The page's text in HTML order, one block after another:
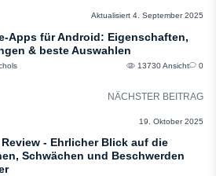
Aktualisiert 4. September 2025
Apps für Android: Eigenschaften,
& beste Auswahlen
13730 Ansicht 0
NÄCHSTER BEITRAG
19. Oktober 2025
- Ehrlicher Blick auf die
Schwächen und Beschwerden